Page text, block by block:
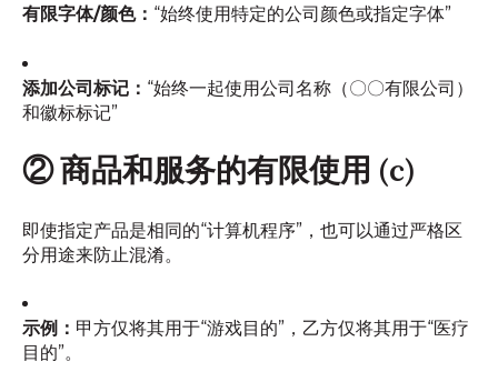
有限字体/颜色： “始终使用特定的公司颜色或指定字体”
添加公司标记： “始终一起使用公司名称（〇〇有限公司）
和徽标标记”
② 商品和服务的有限使用 (c)
即使指定产品是相同的“计算机程序”，也可以通过严格区
分用途来防止混淆。
示例： 甲方仅将其用于“游戏目的”，乙方仅将其用于“医疗
目的”。